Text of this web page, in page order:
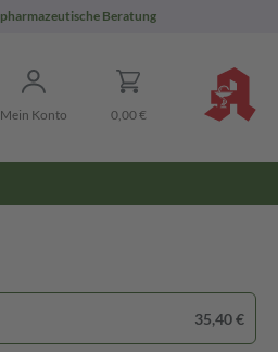
pharmazeutische Beratung
Mein Konto 0,00 €
35,40 €